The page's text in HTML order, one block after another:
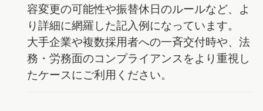
容変更の可能性や振替休日のルールなど、よ
り詳細に網羅した記入例になっています。
大手企業や複数採用者への一斉交付時や、法
務・労務面のコンプライアンスをより重視し
たケースにご利用ください。